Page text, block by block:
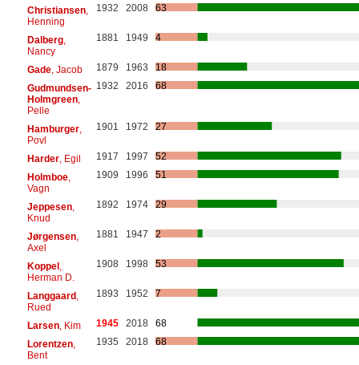
Christiansen,
Henning
1932 2008 63
Dalberg,
Nancy
1881 1949 4
Gade, Jacob 1879 1963
18
Gudmundsen-
Holmgreen,
Pelle
1932 2016 68
Hamburger,
Povl
1901 1972 27
Harder, Egil 1917 1997
52
Holmboe,
Vagn
1909 1996 51
Jeppesen,
Knud
1892 1974 29
Jørgensen,
Axel
1881 1947 2
Koppel,
Herman D.
1908 1998 53
Langgaard,
Rued
1893 1952 7
Larsen, Kim 1945 2018
68
Lorentzen,
Bent
1935 2018 68